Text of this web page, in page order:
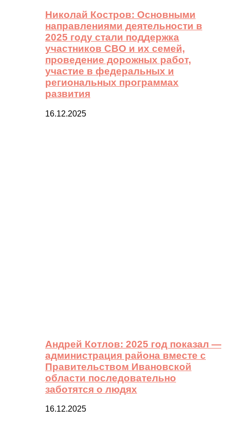
Николай Костров: Основными
направлениями деятельности в
2025 году стали поддержка
участников СВО и их семей,
проведение дорожных работ,
участие в федеральных и
региональных программах
развития
16.12.2025
Андрей Котлов: 2025 год показал —
администрация района вместе с
Правительством Ивановской
области последовательно
заботятся о людях
16.12.2025